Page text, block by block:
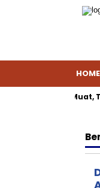
HOME
Tak Lagi Muat,